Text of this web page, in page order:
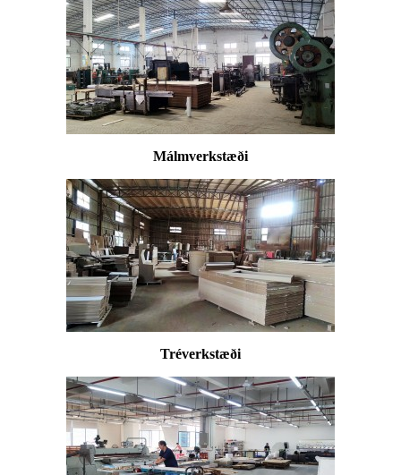
Málmverkstæði
Tréverkstæði